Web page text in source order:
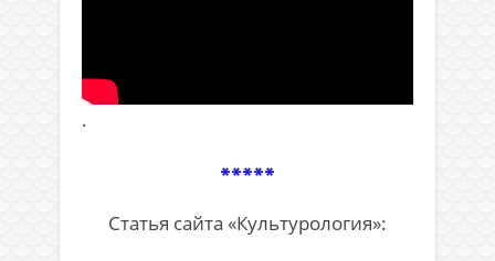
.
*****
Статья сайта «Культурология»: